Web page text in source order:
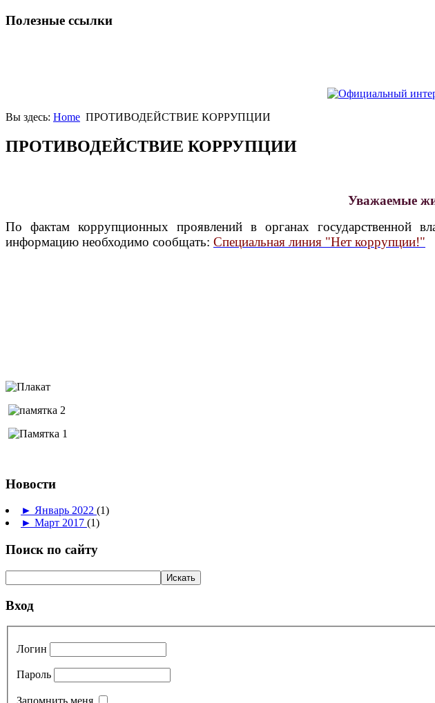
Полезные ссылки
Вы здесь: Home ПРОТИВОДЕЙСТВИЕ КОРРУПЦИИ
ПРОТИВОДЕЙСТВИЕ КОРРУПЦИИ
Уважаемые
По фактам коррупционных проявлений в органах государственной
информацию необходимо сообщать: Специальная линия "Нет коррупции!"
Новости
► Январь 2022 (1)
► Март 2017 (1)
Поиск по сайту
Вход
Логин
Пароль
Запомнить меня